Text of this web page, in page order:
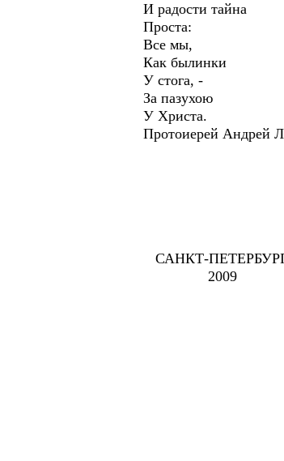
И радости тайна
Проста:
Все мы,
Как былинки
У стога, -
За пазухою
У Христа.
Протоиерей Андрей
САНКТ-
2009